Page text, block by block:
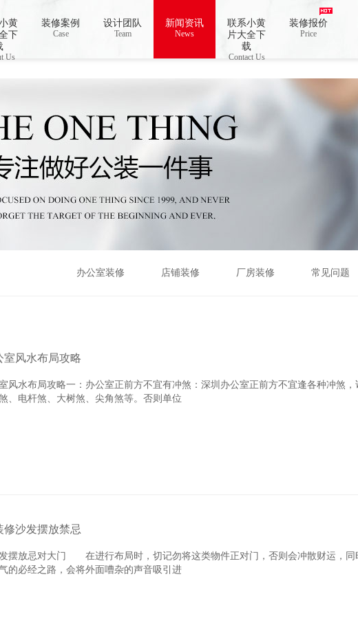
黄片免费
黄
下
Us
装修案例
Case
设计团队
Team
新闻资讯
News
联系小黄
片大全下
载
Contact Us
装修报价
Price
办公室装修 店铺装修 厂房装修 常见问题
室风水布局攻略
风水布局攻略一：办公室正前方不宜有冲煞：深圳办公室正前方不宜逢各种冲煞，
、电杆煞、大树煞、尖角煞等。否则单位
修沙发摆放禁忌
摆放忌对大门 在进行布局时，切记勿将这类物件正对门，否则会冲散财运，同
的必经之路，会将外面嘈杂的声音吸引进